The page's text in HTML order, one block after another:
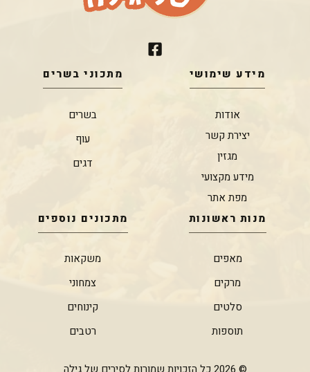
מידע שימושי
אודות
יצירת קשר
מגזין
מידע מקצועי
מפת אתר
מתכוני בשרים
בשרים
עוף
דגים
מנות ראשונות
מאפים
מרקים
סלטים
תוספות
מתכונים נוספים
משקאות
צמחוני
קינוחים
רטבים